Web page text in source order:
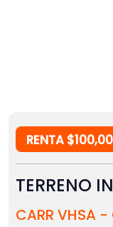
RENTA
TERRENO
CARR VHSA -